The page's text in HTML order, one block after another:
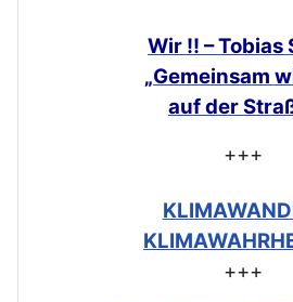
Wir !! – Tobias
„Gemeinsam
auf der
+++
+++